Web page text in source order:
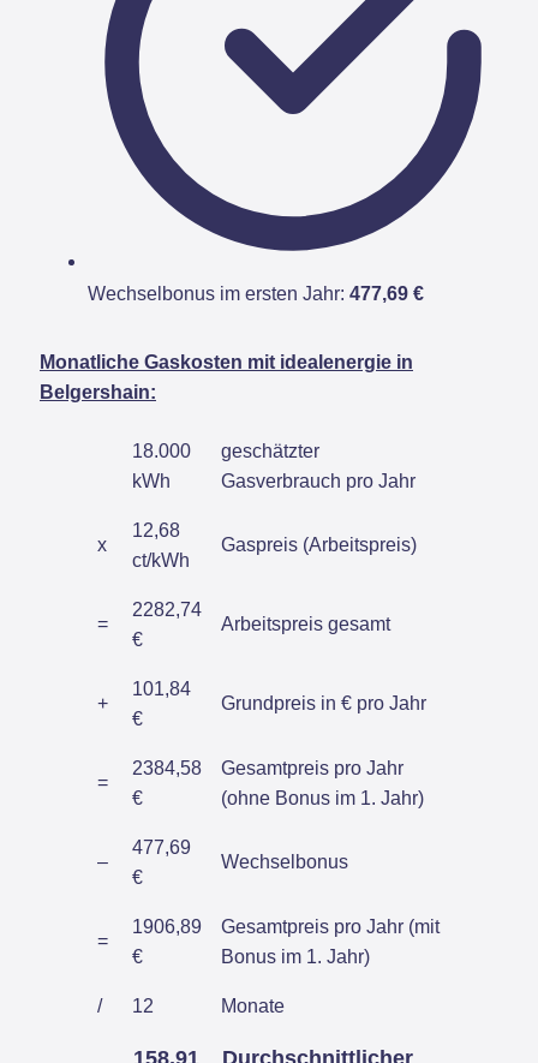
Wechselbonus im ersten Jahr: 477,69 €
Monatliche Gaskosten mit idealenergie in
Belgershain:
18.000
kWh
geschätzter
Gasverbrauch pro Jahr
x
12,68
ct/kWh
Gaspreis (Arbeitspreis)
=
2282,74
€
Arbeitspreis gesamt
+
101,84
€
Grundpreis in € pro Jahr
=
2384,58
€
Gesamtpreis pro Jahr
(ohne Bonus im 1. Jahr)
–
477,69
€
Wechselbonus
=
1906,89
€
Gesamtpreis pro Jahr (mit
Bonus im 1. Jahr)
/ 12 Monate